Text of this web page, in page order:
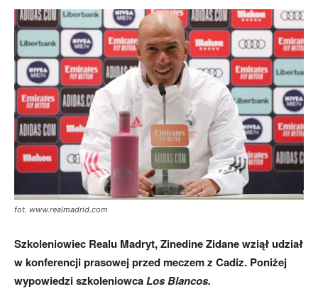
fot. www.realmadrid.com
Szkoleniowiec Realu Madryt, Zinedine Zidane wziął udział
w konferencji prasowej przed meczem z Cadiz. Poniżej
wypowiedzi szkoleniowcaLos Blancos.